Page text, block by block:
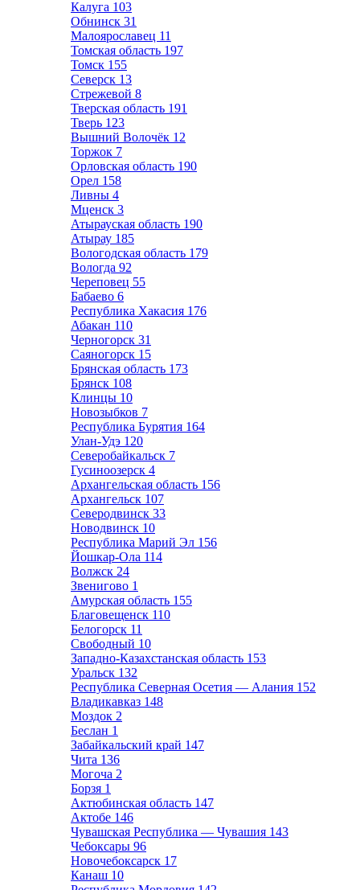
Калуга 103
Обнинск 31
Малоярославец 11
Томская область 197
Томск 155
Северск 13
Стрежевой 8
Тверская область 191
Тверь 123
Вышний Волочёк 12
Торжок 7
Орловская область 190
Орел 158
Ливны 4
Мценск 3
Атырауская область 190
Атырау 185
Вологодская область 179
Вологда 92
Череповец 55
Бабаево 6
Республика Хакасия 176
Абакан 110
Черногорск 31
Саяногорск 15
Брянская область 173
Брянск 108
Клинцы 10
Новозыбков 7
Республика Бурятия 164
Улан-Удэ 120
Северобайкальск 7
Гусиноозерск 4
Архангельская область 156
Архангельск 107
Северодвинск 33
Новодвинск 10
Республика Марий Эл 156
Йошкар-Ола 114
Волжск 24
Звенигово 1
Амурская область 155
Благовещенск 110
Белогорск 11
Свободный 10
Западно-Казахстанская область 153
Уральск 132
Республика Северная Осетия — Алания 152
Владикавказ 148
Моздок 2
Беслан 1
Забайкальский край 147
Чита 136
Могоча 2
Борзя 1
Актюбинская область 147
Актобе 146
Чувашская Республика — Чувашия 143
Чебоксары 96
Новочебоксарск 17
Канаш 10